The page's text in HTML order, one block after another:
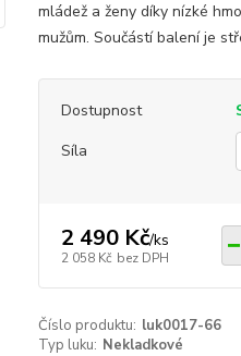
mládež a ženy díky nízké
mužům. Součástí balení je
Dostupnost
Síla
2 490 Kč/ks
2 058 Kč bez DPH
Číslo produktu: luk0017-66
Typ luku: Nekladkové